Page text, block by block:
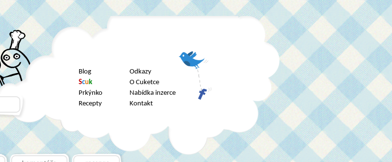
Blog
Scuk
Prkýnko
Recepty
Odkazy
O Cuketce
Nabídka inzerce
Kontakt